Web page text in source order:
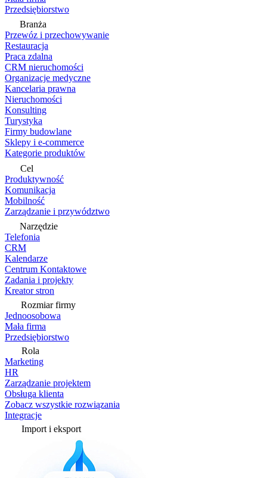
Przedsiębiorstwo
Branża
Przewóz i przechowywanie
Restauracja
Praca zdalna
CRM nieruchomości
Organizacje medyczne
Kancelaria prawna
Nieruchomości
Konsulting
Turystyka
Firmy budowlane
Sklepy i e-commerce
Kategorie produktów
Cel
Produktywność
Komunikacja
Mobilność
Zarządzanie i przywództwo
Narzędzie
Telefonia
CRM
Kalendarze
Centrum Kontaktowe
Zadania i projekty
Kreator stron
Rozmiar firmy
Jednoosobowa
Mała firma
Przedsiębiorstwo
Rola
Marketing
HR
Zarządzanie projektem
Obsługa klienta
Zobacz wszystkie rozwiązania
Integracje
Import i eksport